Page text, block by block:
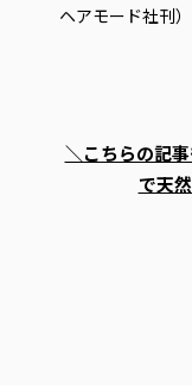
ヘアモード社刊）
＼こちらの記
で天